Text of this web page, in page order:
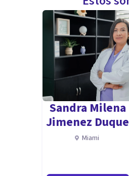
Aptitudes
la atención psicológica
comprensión y la
complicado.
Sandra Milena
Jimenez Duque
Miami